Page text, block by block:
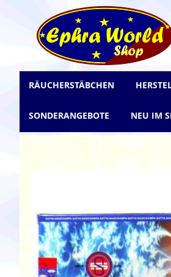
Inhalt
springen
Bildgalerie
springen
RÄUCHERSTÄBCHEN
SONDERANGEBOTE NEU IM